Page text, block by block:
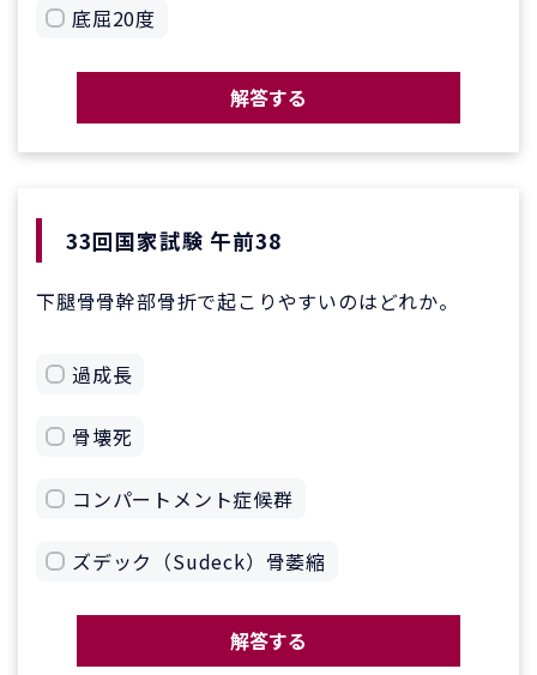
底屈20度
解答する
33回国家試験 午前38
下腿骨骨幹部骨折で起こりやすいのはどれか。
過成長
骨壊死
コンパートメント症候群
ズデック（Sudeck）骨萎縮
解答する